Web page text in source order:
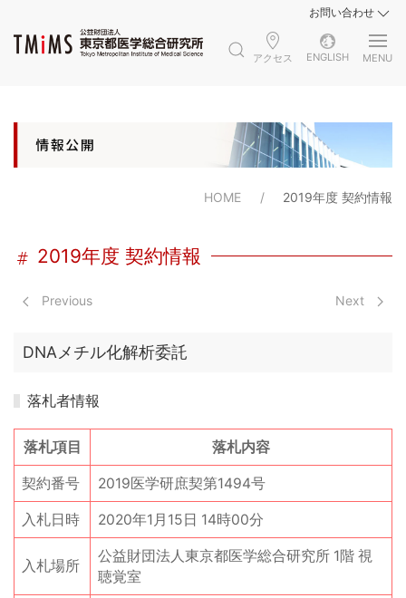
お問い合わせ
アクセス ENGLISH MENU
HOME 2019年度 契約情報
2019年度 契約情報
Previous Next
DNAメチル化解析委託
落札者情報
落札項目 落札内容
契約番号 2019医学研庶契第1494号
入札日時 2020年1月15日 14時00分
入札場所
公益財団法人東京都医学総合研究所 1階 視
聴覚室